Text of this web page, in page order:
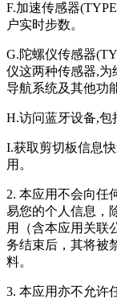
F.加速传感器
户实时步数。
G.陀螺仪传感器
仪这两种传感器,为
导航系统及其他功
H.访问蓝牙设备,包
I.获取剪切板信息
用。
2. 本应用不会向任
易您的个人信息，
用（含本应用关联
务结束后，其将被
料。
3. 本应用亦不允许